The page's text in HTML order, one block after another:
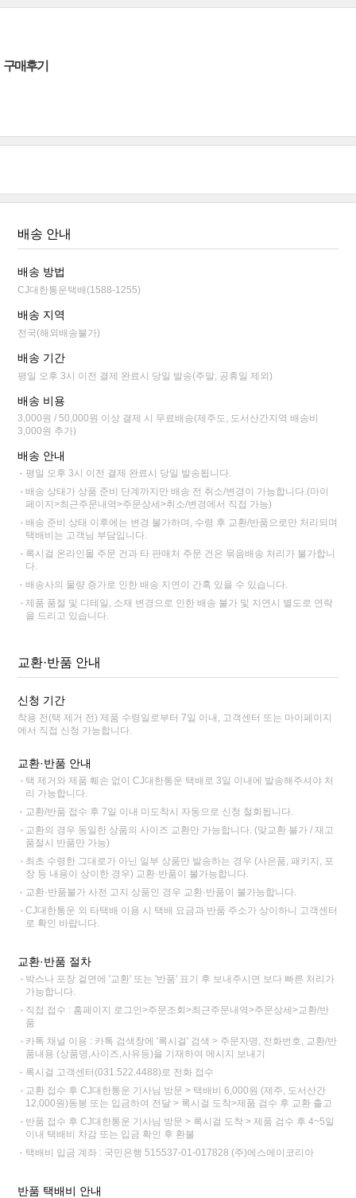
구매후기
배송 안내
배송 방법
CJ대한통운택배(1588-1255)
배송 지역
전국(해외배송불가)
배송 기간
평일 오후 3시 이전 결제 완료시 당일 발송(주말, 공휴일 제외)
배송 비용
3,000원 / 50,000원 이상 결제 시 무료배송(제주도, 도서산간지역 배송비
3,000원 추가)
배송 안내
평일 오후 3시 이전 결제 완료시 당일 발송됩니다.
배송 상태가 상품 준비 단계까지만 배송 전 취소/변경이 가능합니다.(마이
페이지>최근주문내역>주문상세>취소/변경에서 직접 가능)
배송 준비 상태 이후에는 변경 불가하며, 수령 후 교환/반품으로만 처리되며
택배비는 고객님 부담입니다.
록시걸 온라인몰 주문 건과 타 판매처 주문 건은 묶음배송 처리가 불가합니
다.
배송사의 물량 증가로 인한 배송 지연이 간혹 있을 수 있습니다.
제품 품절 및 디테일, 소재 변경으로 인한 배송 불가 및 지연시 별도로 연락
을 드리고 있습니다.
교환·반품 안내
신청 기간
착용 전(택 제거 전) 제품 수령일로부터 7일 이내, 고객센터 또는 마이페이지
에서 직접 신청 가능합니다.
교환·반품 안내
택 제거와 제품 훼손 없이 CJ대한통운 택배로 3일 이내에 발송해주셔야 처
리 가능합니다.
교환/반품 접수 후 7일 이내 미도착시 자동으로 신청 철회됩니다.
교환의 경우 동일한 상품의 사이즈 교환만 가능합니다. (맞교환 불가 / 재고
품절시 반품만 가능)
최초 수령한 그대로가 아닌 일부 상품만 발송하는 경우 (사은품, 패키지, 포
장 등 내용이 상이한 경우) 교환·반품이 불가능합니다.
교환·반품불가 사전 고지 상품인 경우 교환·반품이 불가능합니다.
CJ대한통운 외 타택배 이용 시 택배 요금과 반품 주소가 상이하니 고객센터
로 확인 바랍니다.
교환·반품 절차
박스나 포장 겉면에 '교환' 또는 '반품' 표기 후 보내주시면 보다 빠른 처리가
가능합니다.
직접 접수 : 홈페이지 로그인>주문조회>최근주문내역>주문상세>교환/반
품
카톡 채널 이용 : 카톡 검색창에 '록시걸' 검색 > 주문자명, 전화번호, 교환/반
품내용 (상품명,사이즈,사유등)을 기재하여 메시지 보내기
록시걸 고객센터(031.522.4488)로 전화 접수
교환 접수 후 CJ대한통운 기사님 방문 > 택배비 6,000원 (제주, 도서산간
12,000원)동봉 또는 입금하여 전달 > 록시걸 도착>제품 검수 후 교환 출고
반품 접수 후 CJ대한통운 기사님 방문 > 록시걸 도착 > 제품 검수 후 4~5일
이내 택배비 차감 또는 입금 확인 후 환불
택배비 입금 계좌 : 국민은행 515537-01-017828 (주)에스에이코리아
반품 택배비 안내